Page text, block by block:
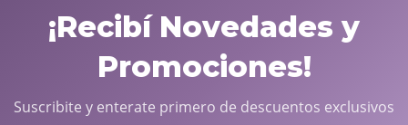
¡Recibí Novedades y
Promociones!
Suscribite y enterate primero de descuentos exclusivos